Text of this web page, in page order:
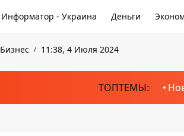
Информатор - Украина Деньги
Бизнес 11:38, 4 Июля 2024
ТОПТЕМЫ: